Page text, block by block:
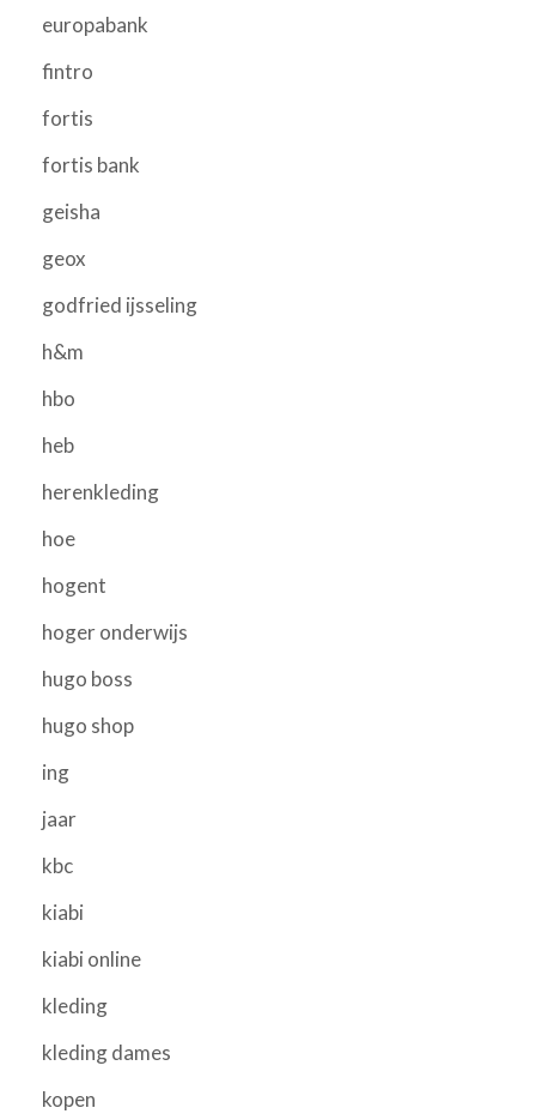
europabank
fintro
fortis
fortis bank
geisha
geox
godfried ijsseling
h&m
hbo
heb
herenkleding
hoe
hogent
hoger onderwijs
hugo boss
hugo shop
ing
jaar
kbc
kiabi
kiabi online
kleding
kleding dames
kopen